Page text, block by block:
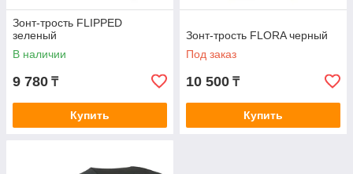
Зонт-трость FLIPPED
зеленый
В наличии
9 780 ₸
Купить
Зонт-трость FLORA черный
Под заказ
10 500 ₸
Купить